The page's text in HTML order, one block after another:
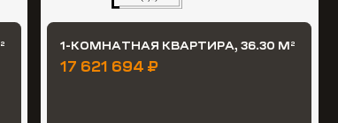
2 1-КОМНАТНАЯ КВАРТИРА, 36.30 М 2
17 621 694 ₽